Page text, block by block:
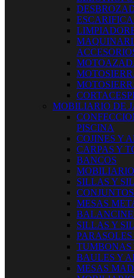
MOBILIARIO DE
PISCINA
COJINES Y
CARPAS Y
BANCOS
SILLAS Y
MESAS
SILLAS Y
PARASOLES
TUMBONAS
BAULES Y
MESAS